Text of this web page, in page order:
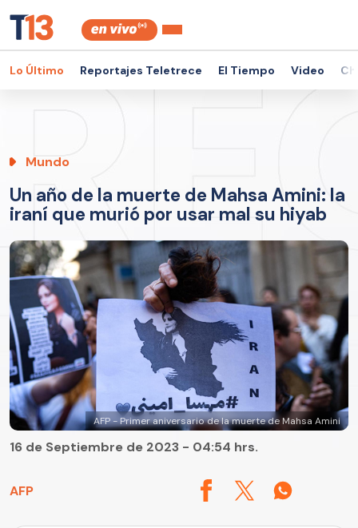
Lo Último Reportajes Teletrece El Tiempo Video
Mundo
Un año de la muerte de Mahsa Amini: la
iraní que murió por usar mal su hiyab
AFP - Primer aniversario de la muerte de Mahsa Amini
AFP
16 de Septiembre de 2023 - 04:54 hrs.